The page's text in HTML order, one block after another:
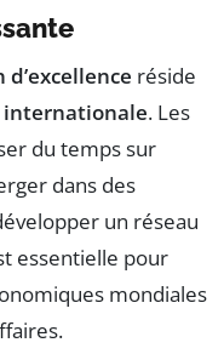
réside
. Les
du temps sur
dans des
un réseau
essentielle pour
mondiales